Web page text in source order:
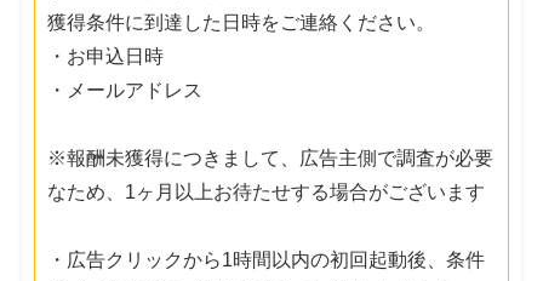
獲得条件に到達した日時をご連絡ください。
・お申込日時
・メールアドレス
※報酬未獲得につきまして、広告主側で調査が必要
なため、1ヶ月以上お待たせする場合がございます
・広告クリックから1時間以内の初回起動後、条件